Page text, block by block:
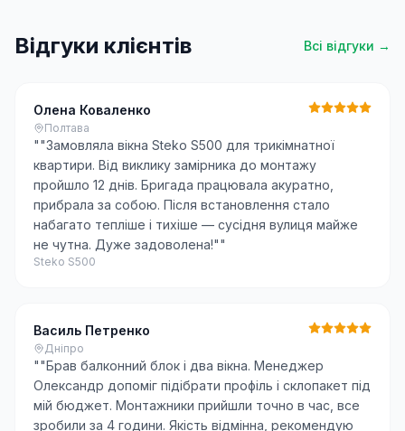
Відгуки клієнтів Всі відгуки →
Олена Коваленко
Полтава
""Замовляла вікна Steko S500 для трикімнатної
квартири. Від виклику замірника до монтажу
пройшло 12 днів. Бригада працювала акуратно,
прибрала за собою. Після встановлення стало
набагато тепліше і тихіше — сусідня вулиця майже
не чутна. Дуже задоволена!""
Steko S500
Василь Петренко
Дніпро
""Брав балконний блок і два вікна. Менеджер
Олександр допоміг підібрати профіль і склопакет під
мій бюджет. Монтажники прийшли точно в час, все
зробили за 4 години. Якість відмінна, рекомендую